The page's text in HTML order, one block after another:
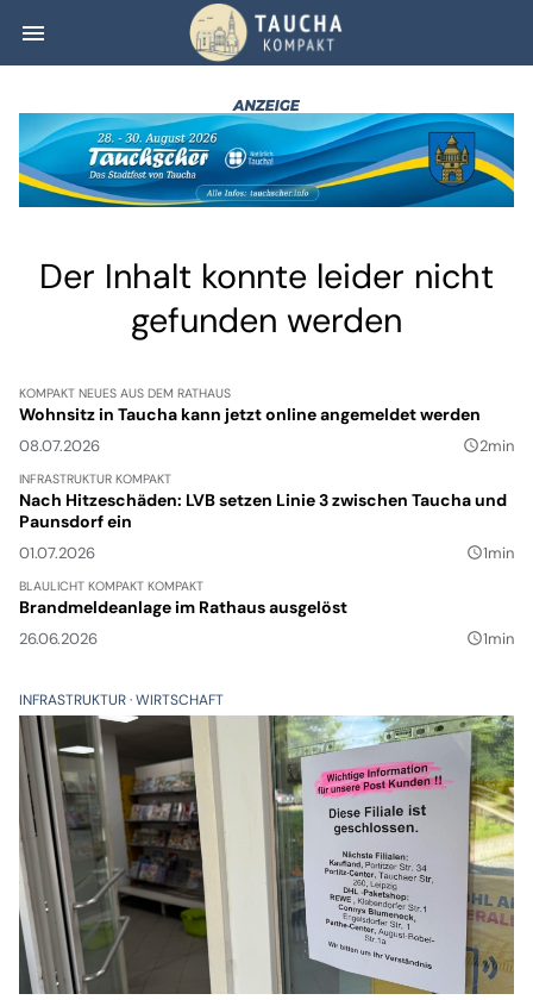
menu Unser Taucha.
Der Inhalt konnte leider nicht
gefunden werden
KOMPAKT NEUES AUS DEM RATHAUS
Wohnsitz in Taucha kann jetzt online angemeldet werden
08.07.2026 query_builder2min
INFRASTRUKTUR KOMPAKT
Nach Hitzeschäden: LVB setzen Linie 3 zwischen Taucha und
Paunsdorf ein
01.07.2026 query_builder1min
BLAULICHT KOMPAKT KOMPAKT
Brandmeldeanlage im Rathaus ausgelöst
26.06.2026 query_builder1min
INFRASTRUKTUR WIRTSCHAFT